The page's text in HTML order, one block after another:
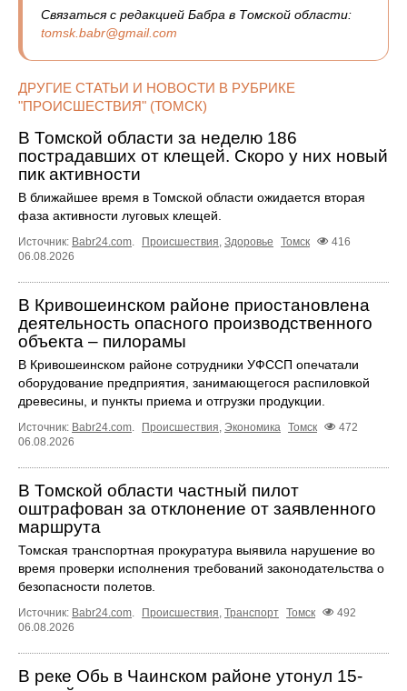
Связаться с редакцией Бабра в Томской области:
tomsk.babr@gmail.com
ДРУГИЕ СТАТЬИ И НОВОСТИ В РУБРИКЕ
"ПРОИСШЕСТВИЯ" (ТОМСК)
В Томской области за неделю 186
пострадавших от клещей. Скоро у них новый
пик активности
В ближайшее время в Томской области ожидается вторая
фаза активности луговых клещей.
Источник: Babr24.com. Происшествия, Здоровье Томск
416
06.08.2026
В Кривошеинском районе приостановлена
деятельность опасного производственного
объекта – пилорамы
В Кривошеинском районе сотрудники УФССП опечатали
оборудование предприятия, занимающегося распиловкой
древесины, и пункты приема и отгрузки продукции.
Источник: Babr24.com. Происшествия, Экономика Томск
472
06.08.2026
В Томской области частный пилот
оштрафован за отклонение от заявленного
маршрута
Томская транспортная прокуратура выявила нарушение во
время проверки исполнения требований законодательства о
безопасности полетов.
Источник: Babr24.com. Происшествия, Транспорт Томск
492
06.08.2026
В реке Обь в Чаинском районе утонул 15-